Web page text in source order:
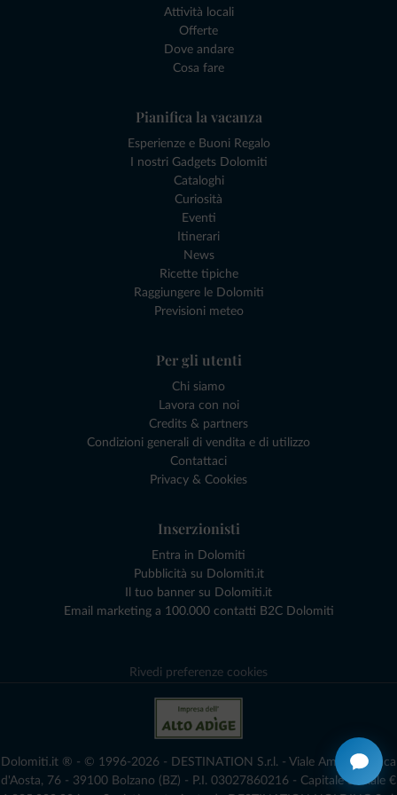
Attività locali
Offerte
Dove andare
Cosa fare
Pianifica la vacanza
Esperienze e Buoni Regalo
I nostri Gadgets Dolomiti
Cataloghi
Curiosità
Eventi
Itinerari
News
Ricette tipiche
Raggiungere le Dolomiti
Previsioni meteo
Per gli utenti
Chi siamo
Lavora con noi
Credits & partners
Condizioni generali di vendita e di utilizzo
Contattaci
Privacy & Cookies
Inserzionisti
Entra in Dolomiti
Pubblicità su Dolomiti.it
Il tuo banner su Dolomiti.it
Email marketing a 100.000 contatti B2C Dolomiti
Rivedi preferenze cookies
Dolomiti.it ® - © 1996-2026 - DESTINATION S.r.l. - Viale Amedeo Duca
d'Aosta, 76 - 39100 Bolzano (BZ) - P.I. 03027860216 - Capitale Sociale €